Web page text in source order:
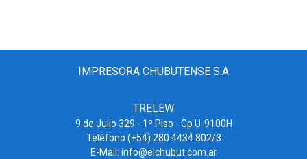
IMPRESORA CHUBUTENSE S.A
TRELEW
9 de Julio 329 - 1º Piso - Cp U-9100H
Teléfono (+54) 280 4434 802/3
E-Mail: info@elchubut.com.ar